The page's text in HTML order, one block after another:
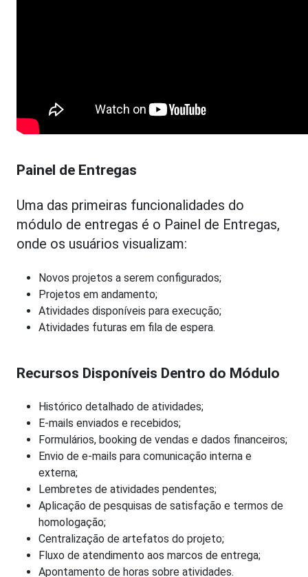
Painel de Entregas
Uma das primeiras funcionalidades do
módulo de entregas é o Painel de Entregas,
onde os usuários visualizam:
Novos projetos a serem configurados;
Projetos em andamento;
Atividades disponíveis para execução;
Atividades futuras em fila de espera.
Recursos Disponíveis Dentro do Módulo
Histórico detalhado de atividades;
E-mails enviados e recebidos;
Formulários, booking de vendas e dados financeiros;
Envio de e-mails para comunicação interna e
externa;
Lembretes de atividades pendentes;
Aplicação de pesquisas de satisfação e termos de
homologação;
Centralização de artefatos do projeto;
Fluxo de atendimento aos marcos de entrega;
Apontamento de horas sobre atividades.